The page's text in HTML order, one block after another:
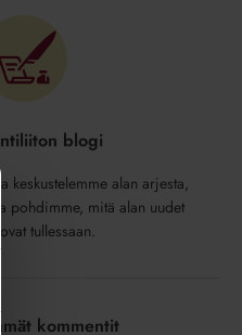
blogi
keskustelemme alan arjesta,
pohdimme, mitä alan uudet
tullessaan.
kommentit